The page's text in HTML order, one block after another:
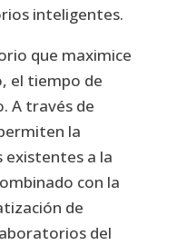
inteligentes.
que maximice
el tiempo de
A través de
la
a la
con la
de
del